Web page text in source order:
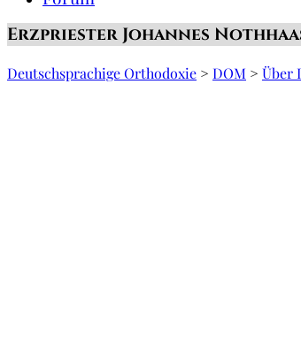
Erzpriester Johannes Nothhaas
Deutschsprachige Orthodoxie > DOM > Über